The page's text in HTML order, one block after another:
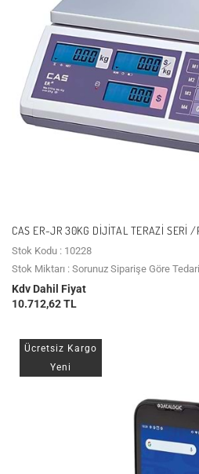
CAS ER-JR 30KG DIJITAL TERAZI SERI /
Stok Kodu : 10228
Stok Miktarı : Sorunuz Siparişe Göre
Kdv Dahil Fiyat
10.712,62 TL
Ücretsiz Kargo
Yeni